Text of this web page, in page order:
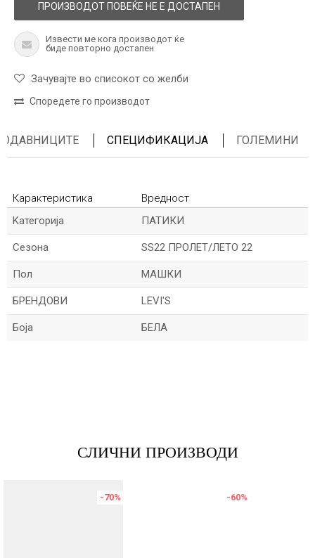
ПРОИЗВОДОТ ПОВЕЌЕ НЕ Е ДОСТАПЕН
Извести ме кога производот ќе
биде повторно достапен
Зачувајте во списокот со желби
Споредете го производот
СПЕЦИФИКАЦИЈА ГОЛЕМИНИ
Карактеристика
Вредност
Kатегорија
ПАТИКИ
Сезона SS22 ПРОЛЕТ/ЛЕТО 22
Пол МАШКИ
БРЕНДОВИ LEVI'S
Боја БЕЛА
СЛИЧНИ ПРОИЗВОДИ
-70% -60%